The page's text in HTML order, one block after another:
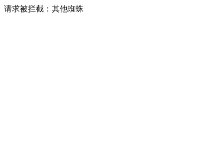
请求被拦截：其他蜘蛛